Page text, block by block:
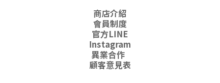
商店介紹
會員制度
官方LINE
Instagram
異業合作
顧客意見表